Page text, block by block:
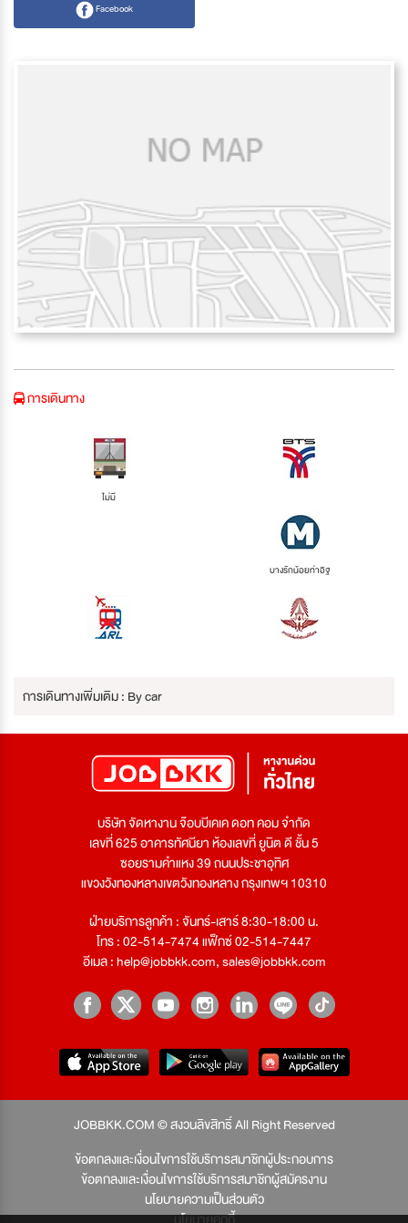
Facebook
การเดินทาง
ไม่มี
บางรักน้อยท่าอิฐ
การเดินทางเพิ่มเติม : By car
บริษัท จัดหางาน จ๊อบบีเคเค ดอท คอม จำกัด
เลขที่ 625 อาคารทัศนียา ห้องเลขที่ ยูนิต ดี ชั้น 5
ซอยรามคำแหง 39 ถนนประชาอุทิศ
แขวงวังทองหลางเขตวังทองหลาง กรุงเทพฯ 10310
ฝ่ายบริการลูกค้า : จันทร์-เสาร์ 8:30-18:00 น.
โทร : 02-514-7474 แฟ็กซ์ 02-514-7447
อีเมล :help@jobbkk.com,sales@jobbkk.com
JOBBKK.COM © สงวนลิขสิทธิ์ All Right Reserved
ข้อตกลงและเงื่อนไขการใช้บริการสมาชิกผู้ประกอบการ
ข้อตกลงและเงื่อนไขการใช้บริการสมาชิกผู้สมัครงาน
นโยบายความเป็นส่วนตัว